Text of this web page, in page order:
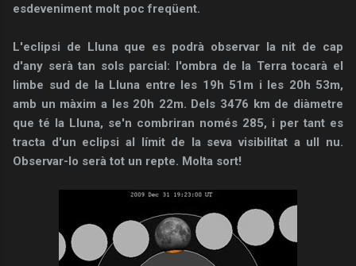
esdeveniment molt poc freqüent.
L'eclipsi de Lluna que es podrà observar la nit de cap
d'any serà tan sols parcial: l'ombra de la Terra tocarà el
limbe sud de la Lluna entre les 19h 51m i les 20h 53m,
amb un màxim a les 20h 22m. Dels 3476 km de diàmetre
que té la Lluna, se'n combriran només 285, i per tant es
tracta d'un eclipsi al límit de la seva visibilitat a ull nu.
Observar-lo serà tot un repte. Molta sort!